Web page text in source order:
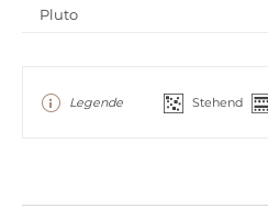
Pluto
Legende Stehend